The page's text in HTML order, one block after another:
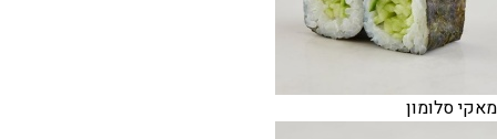
מאקי סלומון